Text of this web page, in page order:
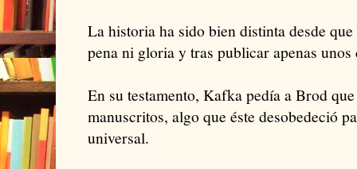
La historia ha sido bien distinta desde
pena ni gloria y tras publicar apenas unos
En su testamento, Kafka pedía a Brod
manuscritos, algo que éste desobedeció
universal.